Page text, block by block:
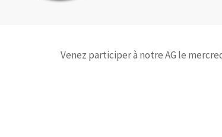
Venez participer à notre AG le